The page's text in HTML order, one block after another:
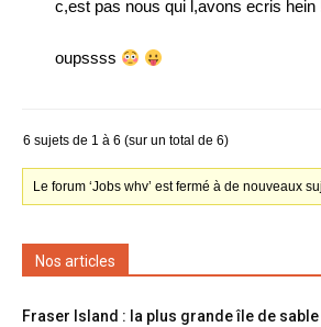
c,est pas nous qui l,avons ecris hein
oupssss
6 sujets de 1 à 6 (sur un total de 6)
Le forum ‘Jobs whv’ est fermé à de nouveaux
Nos articles
Fraser Island : la plus grande île de sable